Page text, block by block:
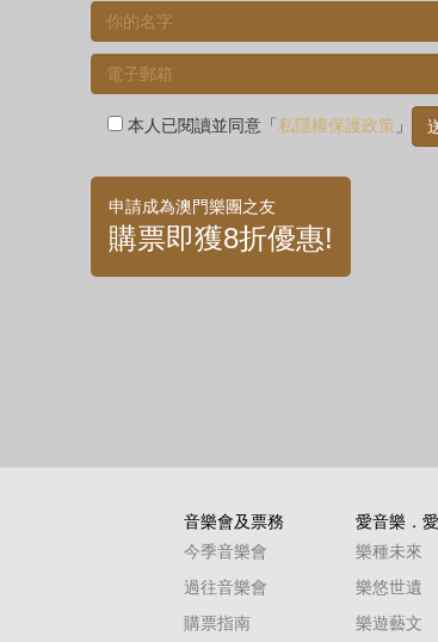
本人已閱讀並同意「 私隱權保護政策 」
申請成為澳門樂團之友
購票即獲8折優惠!
音樂會及票務
今季音樂會
過往音樂會
購票指南
愛音樂．
樂種未來
樂悠世遺
樂遊藝文